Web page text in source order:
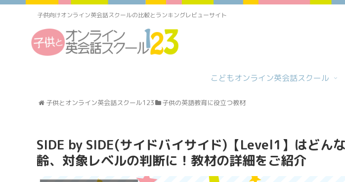
子供向けオンライン英会話スクールの比較とランキングレビューサイト
こどもオンライン英会話スクール
子供とオンライン英会話スクール123 子供の英語教育に役立つ教材
SIDE by SIDE(サイドバイサイド)【Level1】はどん
齢、対象レベルの判断に！教材の詳細をご紹介